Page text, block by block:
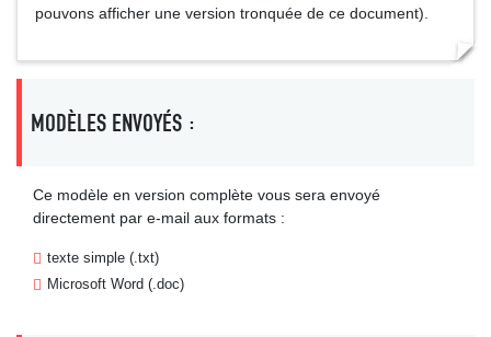
pouvons afficher une version tronquée de ce document).
MODÈLES ENVOYÉS :
Ce modèle en version complète vous sera envoyé
directement par e-mail aux formats :
texte simple (.txt)
Microsoft Word (.doc)